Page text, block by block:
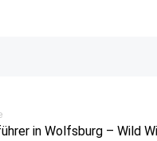
in Wolfsburg – Wild